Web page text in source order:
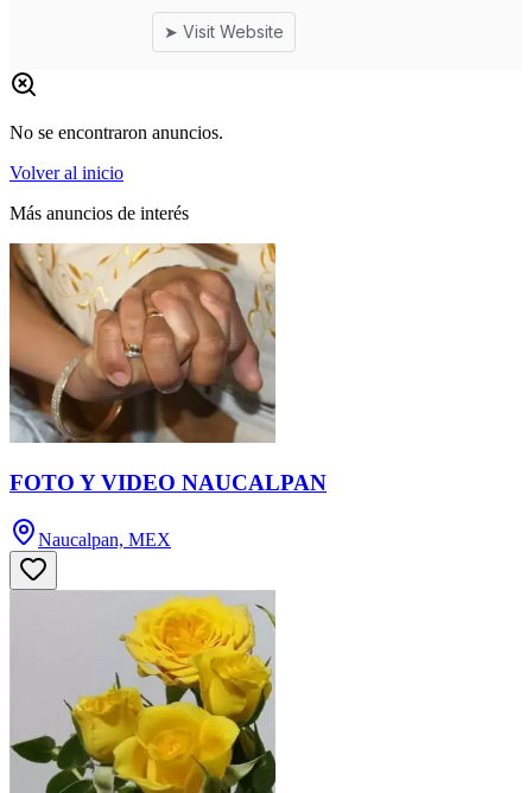
No se encontraron anuncios.
Volver al inicio
Más anuncios de interés
FOTO Y VIDEO NAUCALPAN
Naucalpan, MEX